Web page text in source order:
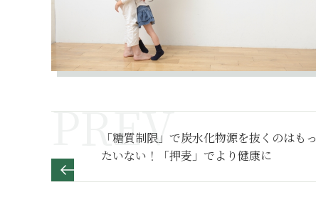
「糖質制限」で炭水化物源を抜くのはもっ
たいない！「押麦」でより健康に